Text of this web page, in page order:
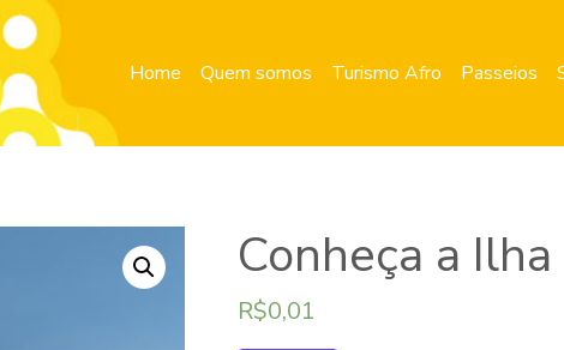
Home Quem somos Turismo Afro Passeios
Conheça a
R$0,01